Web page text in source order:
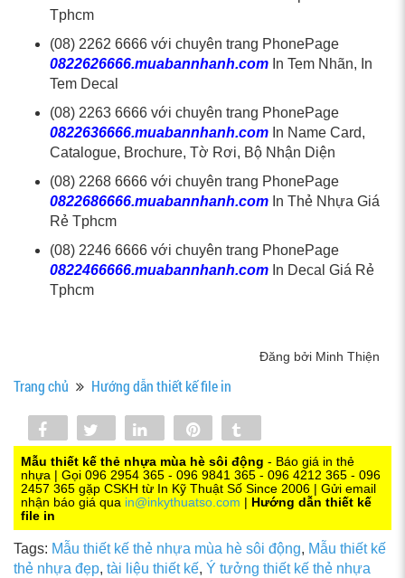
Tphcm
(08) 2262 6666 với chuyên trang PhonePage
0822626666.muabannhanh.com In Tem Nhãn, In
Tem Decal
(08) 2263 6666 với chuyên trang PhonePage
0822636666.muabannhanh.com In Name Card,
Catalogue, Brochure, Tờ Rơi, Bộ Nhận Diện
(08) 2268 6666 với chuyên trang PhonePage
0822686666.muabannhanh.com In Thẻ Nhựa Giá
Rẻ Tphcm
(08) 2246 6666 với chuyên trang PhonePage
0822466666.muabannhanh.com In Decal Giá Rẻ
Tphcm
Đăng bởi Minh Thiện
Trang chủ Hướng dẫn thiết kế file in
Share Tweet Share
0
Mẫu thiết kế thẻ nhựa mùa hè sôi động - Báo giá in thẻ
nhựa | Gọi 096 2954 365 - 096 9841 365 - 096 4212 365 - 096
2457 365 gặp CSKH từ In Kỹ Thuật Số Since 2006 | Gửi email
nhận báo giá qua in@inkythuatso.com | Hướng dẫn thiết kế
file in
Tags: Mẫu thiết kế thẻ nhựa mùa hè sôi động, Mẫu thiết kế
thẻ nhựa đẹp, tài liệu thiết kế, Ý tưởng thiết kế thẻ nhựa